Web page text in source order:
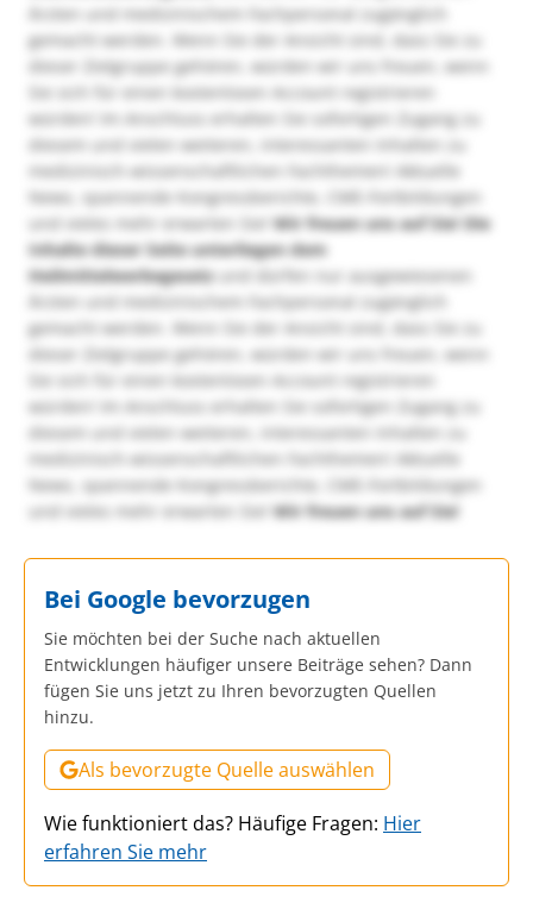
Ärzten und medizinischem Fachpersonal zugänglich
gemacht werden. Wenn Sie der Ansicht sind, dass Sie zu
dieser Zielgruppe gehören, würden wir uns freuen, wenn
Sie sich für einen kostenlosen Account registrieren
würden! Im Anschluss erhalten Sie sofortigen Zugang zu
diesem und vielen weiteren, interessanten Inhalten zu
medizinisch-wissenschaftlichen Fachthemen! Aktuelle
News, spannende Kongressberichte, CME-Fortbildungen
und vieles mehr erwarten Sie!Wir freuen uns auf Sie! Die
Inhalte dieser Seite unterliegen dem
Heilmittelwerbegesetzund dürfen nur ausgewiesenen
Ärzten und medizinischem Fachpersonal zugänglich
gemacht werden. Wenn Sie der Ansicht sind, dass Sie zu
dieser Zielgruppe gehören, würden wir uns freuen, wenn
Sie sich für einen kostenlosen Account registrieren
würden! Im Anschluss erhalten Sie sofortigen Zugang zu
diesem und vielen weiteren, interessanten Inhalten zu
medizinisch-wissenschaftlichen Fachthemen! Aktuelle
News, spannende Kongressberichte, CME-Fortbildungen
und vieles mehr erwarten Sie!Wir freuen uns auf Sie!
Bei Google bevorzugen
Sie möchten bei der Suche nach aktuellen
Entwicklungen häufiger unsere Beiträge sehen? Dann
fügen Sie uns jetzt zu Ihren bevorzugten Quellen
hinzu.
Als bevorzugte Quelle auswählen
Wie funktioniert das? Häufige Fragen: Hier
erfahren Sie mehr